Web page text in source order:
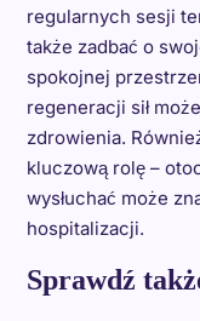
regularnych sesji
także zadbać o
spokojnej
regeneracji sił
zdrowienia.
kluczową rolę –
wysłuchać może
hospitalizacji.
Sprawdź